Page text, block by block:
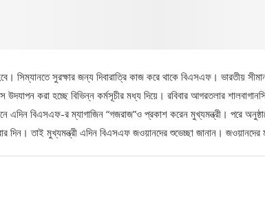
সিম্যানতে সুরক্ষার জন্য দিবারাত্রি কাজ করে থাকে বিএসএফ। ভারতীয়
উদযাপন করা হচ্ছে বিভিন্ন কর্মসূচীর মধ্য দিয়ে। রবিবার আগরতলার
এদিন বিএসএফ-র ম্যাগাজিন “গজরাজ”ও প্রকাশ করেন মুখ্যমন্ত্রী। পরে
দিন। তাই মুখ্যমন্ত্রী এদিন বিএসএফ জওয়ানদের শুভেচ্ছা জানান।